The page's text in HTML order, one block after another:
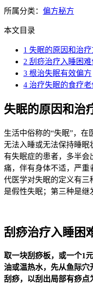
所属分类： 偏方秘方
本文目录
1 失眠的原因和治疗
2 刮痧治疗入睡困难
3 根治失眠有效偏方
4 治疗失眠的食疗
失眠的原因和治
生活中俗称的“失眠”，在
无法入睡或无法保持睡眠
有失眠症的患者，多半会
痛，伴有身体不适，严重
代医学对失眠的定义有三
是假性失眠；第三种是继
刮痧治疗入睡困
取一块刮痧板，或一个1
油或温热水，先从鱼际穴
刮痧，以刮出局部有痧点